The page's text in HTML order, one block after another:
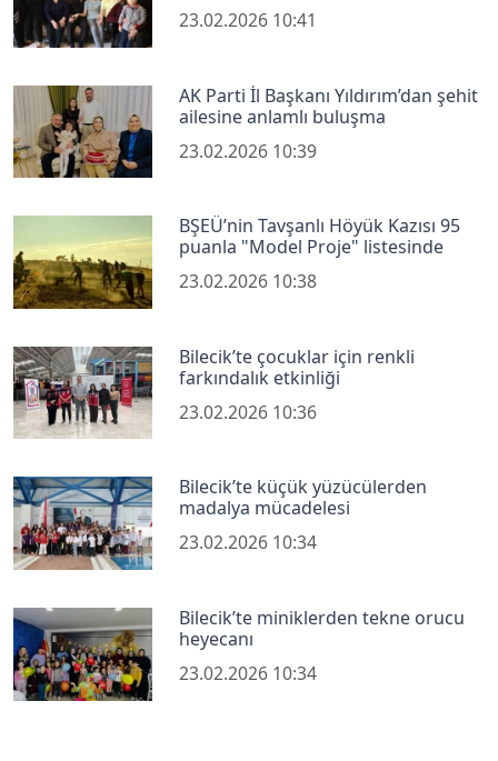
23.02.2026 10:41
AK Parti İl Başkanı Yıldırım’dan şehit
ailesine anlamlı buluşma
23.02.2026 10:39
BŞEÜ’nin Tavşanlı Höyük Kazısı 95
puanla "Model Proje" listesinde
23.02.2026 10:38
Bilecik’te çocuklar için renkli
farkındalık etkinliği
23.02.2026 10:36
Bilecik’te küçük yüzücülerden
madalya mücadelesi
23.02.2026 10:34
Bilecik’te miniklerden tekne orucu
heyecanı
23.02.2026 10:34